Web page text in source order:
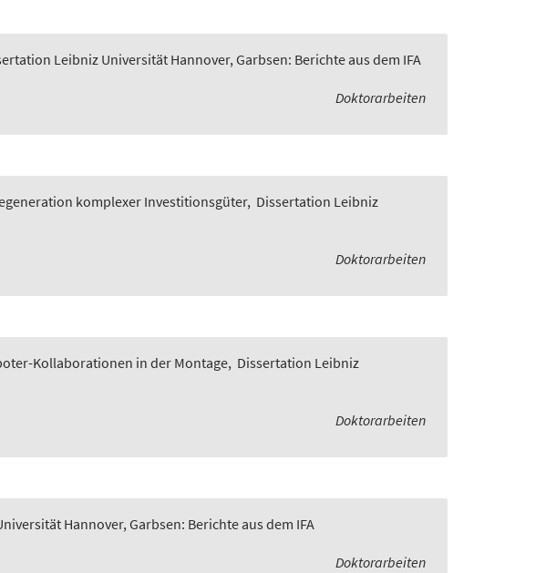
Leibniz Universität Hannover, Garbsen: Berichte aus dem IFA
Doktorarbeiten
komplexer Investitionsgüter, Dissertation Leibniz
Doktorarbeiten
Kollaborationen in der Montage, Dissertation Leibniz
Doktorarbeiten
Hannover, Garbsen: Berichte aus dem IFA
Doktorarbeiten